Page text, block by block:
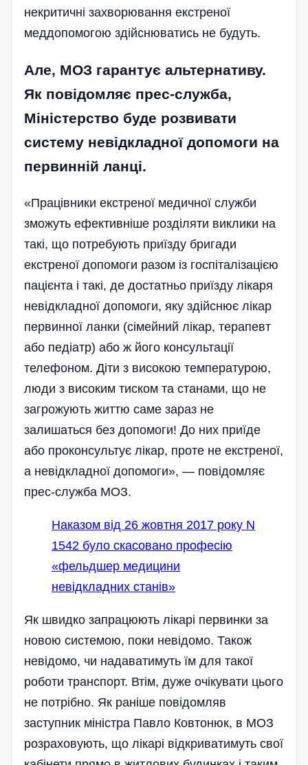
некритичні захворювання екстреної
меддопомогою здійснюватись не будуть.
Але, МОЗ гарантує альтернативу.
Як повідомляє прес-служба,
Міністерство буде розвивати
систему невідкладної допомоги на
первинній ланці.
«Працівники екстреної медичної служби
зможуть ефективніше розділяти виклики на
такі, що потребують приїзду бригади
екстреної допомоги разом із госпіталізацією
пацієнта і такі, де достатньо приїзду лікаря
невідкладної допомоги, яку здійснює лікар
первинної ланки (сімейний лікар, терапевт
або педіатр) або ж його консультації
телефоном. Діти з високою температурою,
люди з високим тиском та станами, що не
загрожують життю саме зараз не
залишаться без допомоги! До них приїде
або проконсультує лікар, проте не екстреної,
а невідкладної допомоги», — повідомляє
прес-служба МОЗ.
Наказом від 26 жовтня 2017 року N
1542 було скасовано професію
«фельдшер медицини
невідкладних станів»
Як швидко запрацюють лікарі первинки за
новою системою, поки невідомо. Також
невідомо, чи надаватимуть їм для такої
роботи транспорт. Втім, дуже очікувати цього
не потрібно. Як раніше повідомляв
заступник міністра Павло Ковтонюк, в МОЗ
розраховують, що лікарі відкриватимуть свої